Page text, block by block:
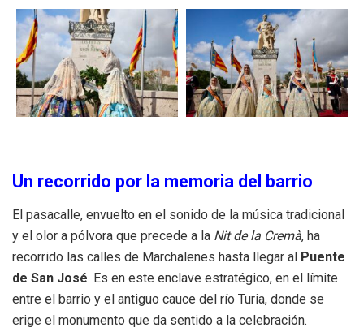
Un recorrido por la memoria del barrio
El pasacalle, envuelto en el sonido de la música tradicional
y el olor a pólvora que precede a la Nit de la Cremà, ha
recorrido las calles de Marchalenes hasta llegar al Puente
de San José. Es en este enclave estratégico, en el límite
entre el barrio y el antiguo cauce del río Turia, donde se
erige el monumento que da sentido a la celebración.